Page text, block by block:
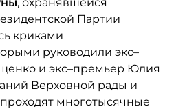
Партии
криками
руководили экс–
и экс–премьер Юлия
Верховной рады и
многотысячные